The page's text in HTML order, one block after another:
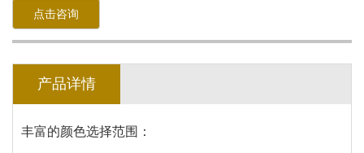
点击咨询
产品详情
丰富的颜色选择范围：